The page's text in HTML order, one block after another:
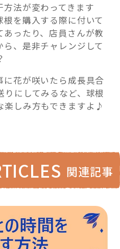
法が変わってきます
を購入する際に付いて
あったり、店員さんが教
、是非チャレンジして
花が咲いたら成長具合
りにしてみるなど、球根
楽しみ方もできますよ♪
関連記事